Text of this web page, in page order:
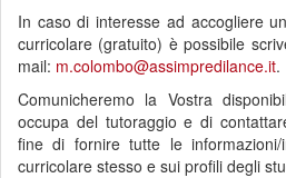
In caso di interesse ad accogliere
curricolare (gratuito) è possibile
mail: m.colombo@assimpredilance.it.
Comunicheremo la Vostra
occupa del tutoraggio e di
fine di fornire tutte le informazioni/
curricolare stesso e sui profili degli